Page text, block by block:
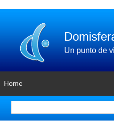
Un punto de
Home